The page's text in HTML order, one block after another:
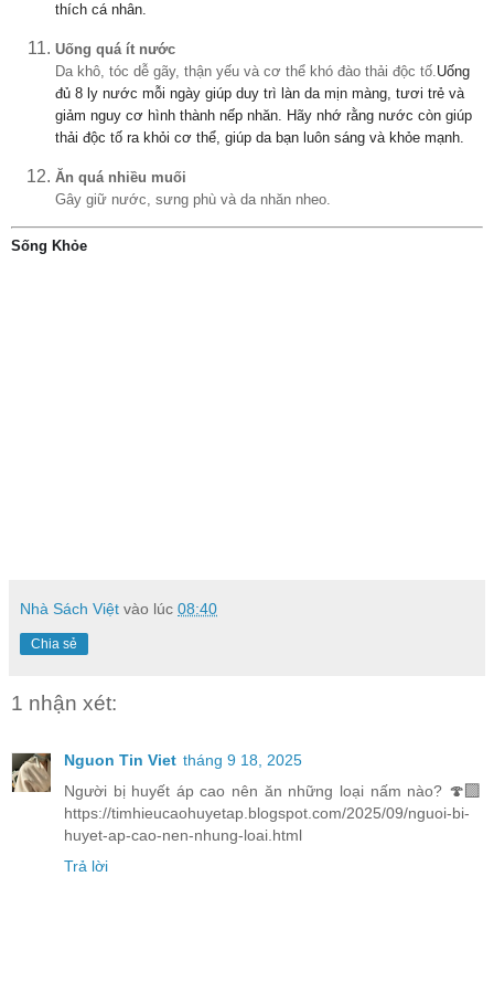
thích cá nhân.
Uống quá ít nước
Da khô, tóc dễ gãy, thận yếu và cơ thể khó đào thải độc tố. Uống
đủ 8 ly nước mỗi ngày giúp duy trì làn da mịn màng, tươi trẻ và
giảm nguy cơ hình thành nếp nhăn. Hãy nhớ rằng nước còn giúp
thải độc tố ra khỏi cơ thể, giúp da bạn luôn sáng và khỏe mạnh.
Ăn quá nhiều muối
Gây giữ nước, sưng phù và da nhăn nheo.
Sống Khỏe
Nhà Sách Việt vào lúc 08:40
Chia sẻ
1 nhận xét:
Nguon Tin Viet tháng 9 18, 2025
Người bị huyết áp cao nên ăn những loại nấm nào? 🍄‍🟫
https://timhieucaohuyetap.blogspot.com/2025/09/nguoi-bi-
huyet-ap-cao-nen-nhung-loai.html
Trả lời